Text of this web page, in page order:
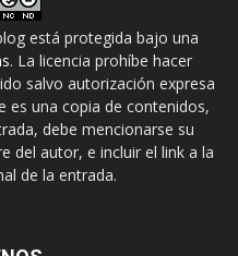
está protegida bajo una
. La licencia prohíbe hacer
salvo autorización expresa
es una copia de contenidos,
debe mencionarse su
del autor, e incluir el link a la
de la entrada.